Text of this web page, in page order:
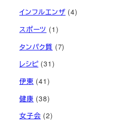
インフルエンザ (4)
スポーツ (1)
タンパク質 (7)
レシピ(31)
伊東 (41)
健康 (38)
女子会 (2)